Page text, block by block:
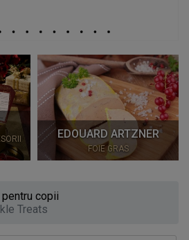
EDOUARD ARTZNER
FOIE GRAS
pentru copii
Treats